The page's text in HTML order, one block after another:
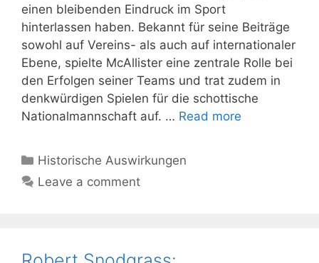
einen bleibenden Eindruck im Sport
hinterlassen haben. Bekannt für seine Beiträge
sowohl auf Vereins- als auch auf internationaler
Ebene, spielte McAllister eine zentrale Rolle bei
den Erfolgen seiner Teams und trat zudem in
denkwürdigen Spielen für die schottische
Nationalmannschaft auf. … Read more
Categories
Historische Auswirkungen
Leave a comment